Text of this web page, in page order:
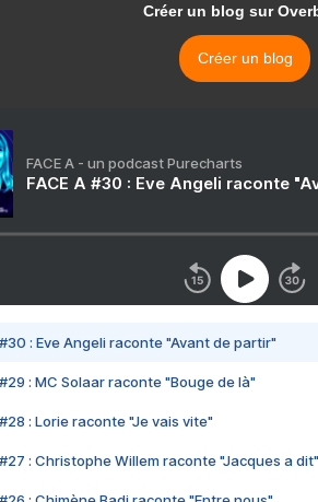
Créer un blog sur
Créer un blog
FACE A - un podcast Purecharts
FACE A #30 : Eve Angeli raconte
#30 : Eve Angeli raconte "Avant de partir"
#29 : MC Solaar raconte "Bouge de là"
#28 : Lorie raconte "Je vais vite"
#27 : Christophe Willem raconte "Jacques a dit"